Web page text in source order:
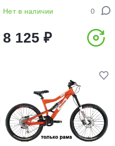
Нет в наличии 0
8 125 ₽